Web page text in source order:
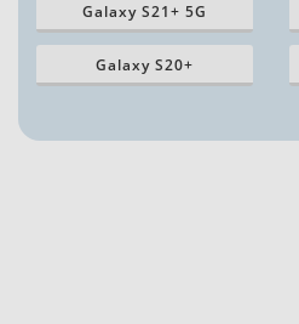
Galaxy S21+ 5G
Galaxy S20+